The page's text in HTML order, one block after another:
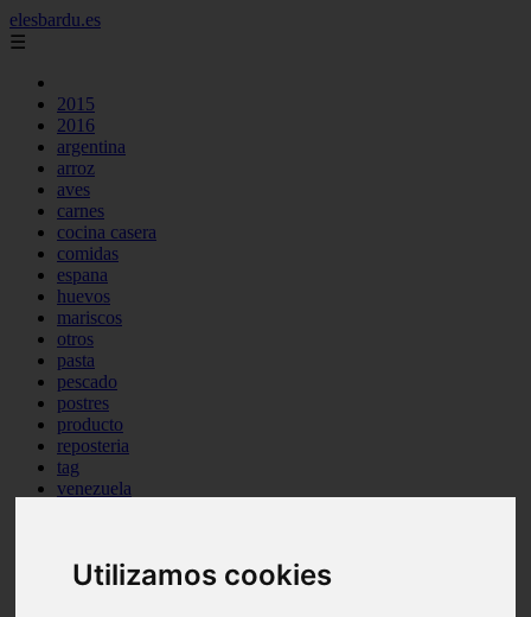
Utilizamos cookies
elesbardu.es
☰
2015
2016
argentina
arroz
aves
carnes
cocina casera
comidas
espana
huevos
mariscos
otros
pasta
pescado
postres
producto
reposteria
tag
venezuela
Teruel - sarrión